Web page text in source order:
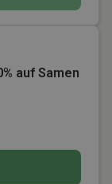
auf Samen